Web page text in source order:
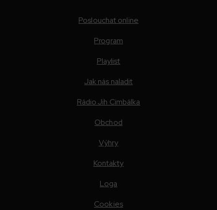
Poslouchat online
Program
Playlist
Jak nás naladit
Rádio Jih Cimbálka
Obchod
Výhry
Kontakty
Loga
Cookies